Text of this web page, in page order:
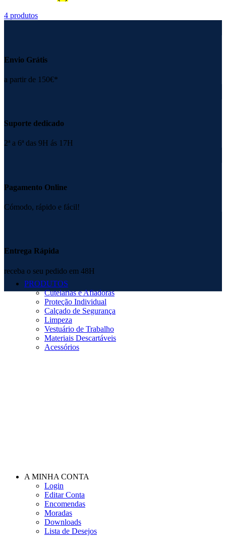
4 produtos
Envio Grátis
a partir de 150€*
Suporte dedicado
2ª a 6ª das 9H ás 17H
Pagamento Online
Cómodo, rápido e fácil!
Entrega Rápida
receba o seu pedido em 48H
PRODUTOS
Cutelarias e Afiadoras
Proteção Individual
Calçado de Segurança
Limpeza
Vestuário de Trabalho
Materiais Descartáveis
Acessórios
A MINHA CONTA
Login
Editar Conta
Encomendas
Moradas
Downloads
Lista de Desejos